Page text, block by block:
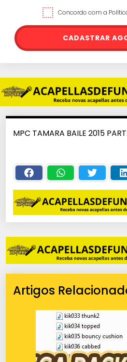
Concordo com a
CADASTRAR
MPC TAMARA BAILE 2015
Artigos